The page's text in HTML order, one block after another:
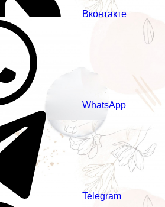
Вконтакте
WhatsApp
Telegram